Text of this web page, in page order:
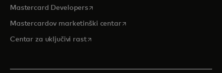
Mastercard Developersopens in a new tab
Mastercardov marketinški centaropens in a new tab
Centar za uključivi rastopens in a new tab